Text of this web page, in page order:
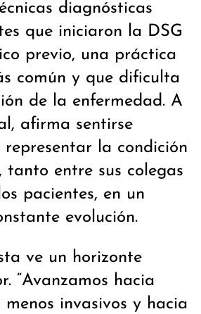
diagnósticas
que iniciaron la DSG
previo, una práctica
común y que dificulta
de la enfermedad. A
afirma sentirse
representar la condición
tanto entre sus colegas
pacientes, en un
evolución.
ve un horizonte
“Avanzamos hacia
menos invasivos y hacia